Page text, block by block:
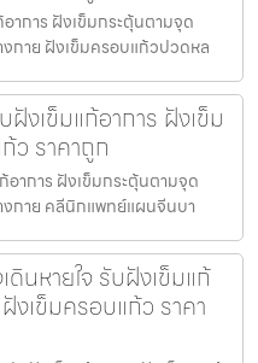
าการ ฝังเข็มกระตุ้นตามจุด
งกาย ฝังเข็มครอบแก้วปวดหล
งเข็มแก้อาการ ฝังเข็ม
ว ราคาถูก
าการ ฝังเข็มกระตุ้นตามจุด
งกาย คลีนิกแพทย์แผนจีนบา
นหายใจ รับฝังเข็มแก้
งเข็มครอบแก้ว ราคา